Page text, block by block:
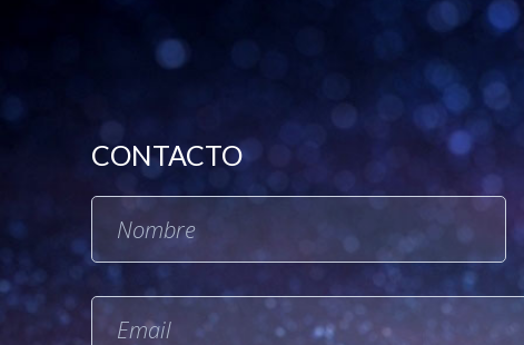
CONTACTO